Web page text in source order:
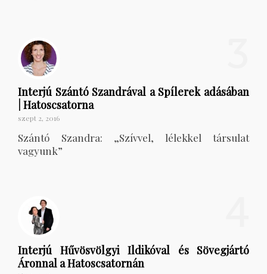
Interjú Szántó Szandrával a Spílerek adásában
| Hatoscsatorna
szept 2, 2016
Szántó Szandra: „Szívvel, lélekkel társulat
vagyunk”
Interjú Hűvösvölgyi Ildikóval és Sövegjártó
Áronnal a Hatoscsatornán